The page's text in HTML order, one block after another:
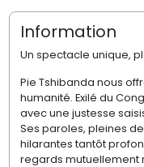
Information
Un spectacle unique,
Pie Tshibanda nous
humanité. Exilé du
avec une justesse
Ses paroles, pleines
hilarantes tantôt
regards mutuellement